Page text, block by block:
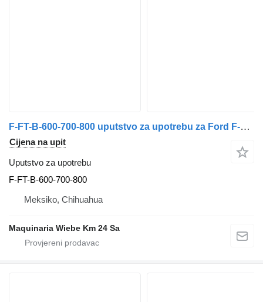
F-FT-B-600-700-800 uputstvo za upotrebu za Ford F-FT-B-600-700-800 automobila
Cijena na upit
Uputstvo za upotrebu
F-FT-B-600-700-800
Meksiko, Chihuahua
Maquinaria Wiebe Km 24 Sa